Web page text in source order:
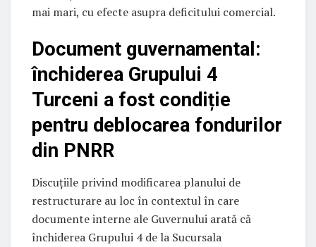
mai mari, cu efecte asupra deficitului comercial.
Document guvernamental:
închiderea Grupului 4
Turceni a fost condiție
pentru deblocarea fondurilor
din PNRR
Discuțiile privind modificarea planului de
restructurare au loc în contextul în care
documente interne ale Guvernului arată că
închiderea Grupului 4 de la Sucursala